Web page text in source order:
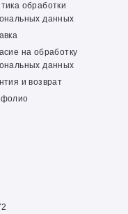
обработки
данных
на обработку
данных
и возврат